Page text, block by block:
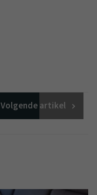
Volgendeartikel